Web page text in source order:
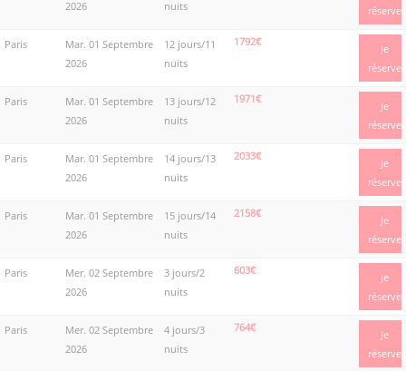
2026
nuits
réserve
Paris
Mar. 01 Septembre
2026
12 jours/11
nuits
1792€
Je
réserve
Paris
Mar. 01 Septembre
2026
13 jours/12
nuits
1971€
Je
réserve
Paris
Mar. 01 Septembre
2026
14 jours/13
nuits
2033€
Je
réserve
Paris
Mar. 01 Septembre
2026
15 jours/14
nuits
2158€
Je
réserve
Paris
Mer. 02 Septembre
2026
3 jours/2
nuits
603€
Je
réserve
Paris
Mer. 02 Septembre
2026
4 jours/3
nuits
764€
Je
réserve